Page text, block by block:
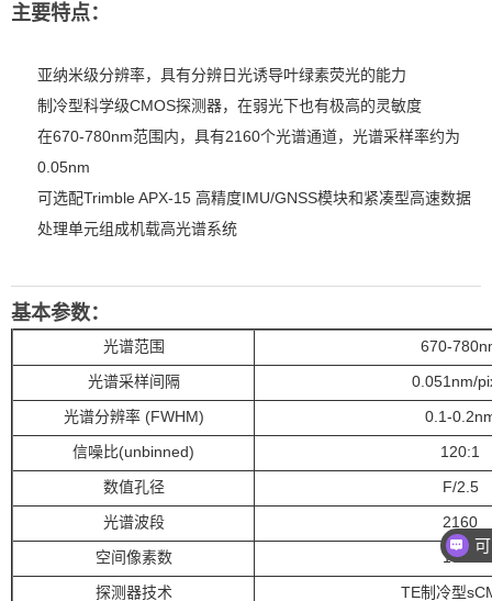
主要特点：
亚纳米级分辨率，具有分辨日光诱导叶绿素荧光的能力
制冷型科学级CMOS探测器，在弱光下也有极高的灵敏度
在670-780nm范围内，具有2160个光谱通道，光谱采样率约为
0.05nm
可选配Trimble APX-15 高精度IMU/GNSS模块和紧凑型高速数据
处理单元组成机载高光谱系统
基本参数：
光谱范围
670-
光谱采样间隔
0.051nm/
光谱分辨率 (FWHM)
0.1-
信噪比(unbinned)
120:1
数值孔径
F/2.5
光谱波段
2160
空间像素数
1600
探测器技术
TE制冷型